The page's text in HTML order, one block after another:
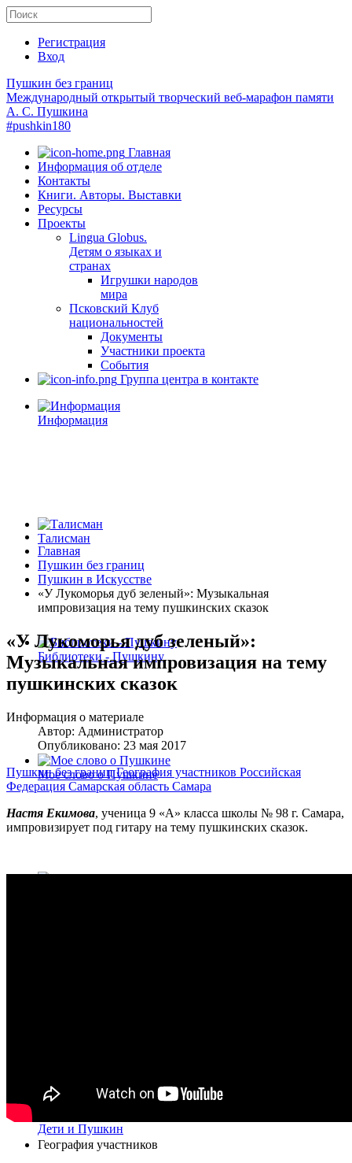
Регистрация
Вход
Пушкин без границ
Международный открытый творческий веб-марафон памяти
А. С. Пушкина
#pushkin180
Главная
Информация об отделе
Контакты
Книги. Авторы. Выставки
Ресурсы
Проекты
Lingua Globus.
Детям о языках и
странах
Игрушки народов
мира
Псковский Клуб
национальностей
Документы
Участники проекта
События
Группа центра в контакте
Информация
Талисман
Библиотеки - Пушкину
Мое слово о Пушкине
Дети и Пушкин
Главная
Пушкин без границ
Пушкин в Искусстве
«У Лукоморья дуб зеленый»: Музыкальная
импровизация на тему пушкинских сказок
«У Лукоморья дуб зеленый»:
Музыкальная импровизация на тему
пушкинских сказок
Информация о материале
Автор: Администратор
Опубликовано: 23 мая 2017
Пушкин без границГеография участников Российская
Федерация Самарская область Самара
Настя Екимова, ученица 9 «А» класса школы № 98 г. Самара,
импровизирует под гитару на тему пушкинских сказок.
География участников